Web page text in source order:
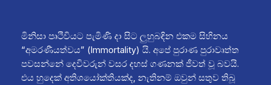
මිනිසා පෘථිවියට පැමිණි දා සිට ලුහුබඳින එකම සිහිනය
“අමරණීයත්වය” (Immortality) යි. අපේ පුරාණ පුරාවෘත්ත
පවසන්නේ දෙවිවරුන් වසර දහස් ගණනක් ජීවත් වූ බවයි.
එය හුදෙක් අතිශයෝක්තියක්ද, නැතිනම් ඔවුන් සතුව තිබූ